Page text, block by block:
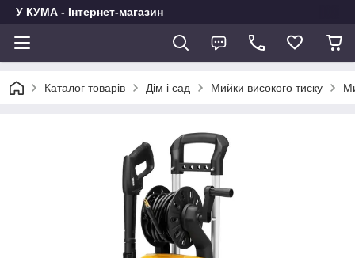
У КУМА - Інтернет-магазин
Каталог товарів Дім і сад Мийки високого тиску